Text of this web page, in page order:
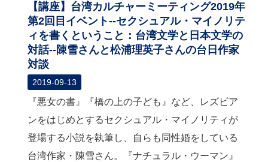
【講座】台湾カルチャーミーティング2019年
第2回目イベント--セクシュアル・マイノリテ
ィを書くということ：台湾文学と日本文学の
対話--陳雪さんと松浦理英子さんの台日作家
対談
2019-09-13
『悪女の書』『橋の上の子ども』など、レズビア
ンをはじめとするセクシュアル・マイノリティが
登場する小説を執筆し、自らも同性婚をしている
台湾作家・陳雪さん。『ナチュラル・ウーマン』